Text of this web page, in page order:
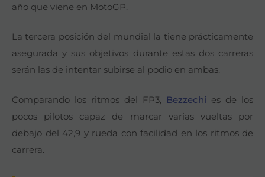
año que viene en MotoGP.
La tercera posición del mundial la tiene prácticamente
asegurada y sus objetivos durante estas dos carreras
serán las de intentar subirse al podio en ambas.
Comparando los ritmos del FP3, Bezzechi es de los
pocos pilotos capaz de marcar varias vueltas por
debajo del 42,9 y rueda con facilidad en los ritmos de
carrera.